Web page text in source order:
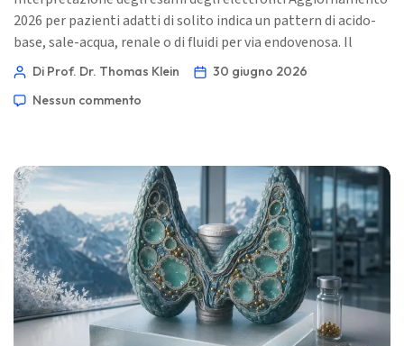
2026 per pazienti adatti di solito indica un pattern di acido-
base, sale-acqua, renale o di fluidi per via endovenosa. Il
numero diventa clinicamente utile solo quando viene letto
alle perdite di liquidi recenti. 📖 ~11 minuti 📅 30 giugno
Di Prof. Dr. Thomas Klein
30 giugno 2026
Nessun commento